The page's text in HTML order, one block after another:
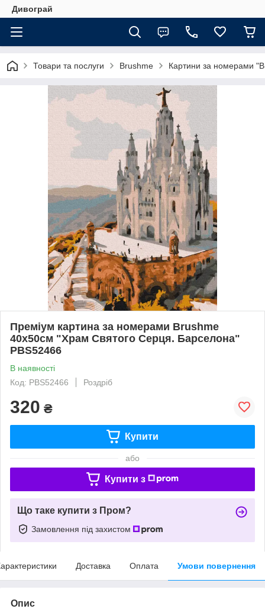
Дивограй
Товари та послуги Brushme Картини за номерами
Преміум картина за номерами Brushme
40x50см "Храм Святого Серця. Барселона"
PBS52466
В наявності
Код: PBS52466
Роздріб
320 ₴
Купити
або
Купити з
Що таке купити з Пром?
Замовлення під захистом
Доставка Оплата Умови повернення
Опис